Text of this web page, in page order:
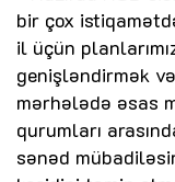
bir çox
il üçün
genişləndirmək
mərhələdə əsas
qurumları
sənəd